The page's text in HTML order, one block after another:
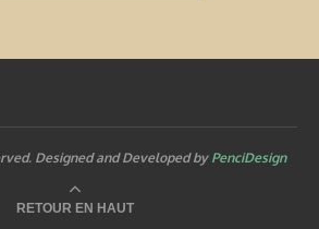
Designed and Developed by PenciDesign
RETOUR EN HAUT